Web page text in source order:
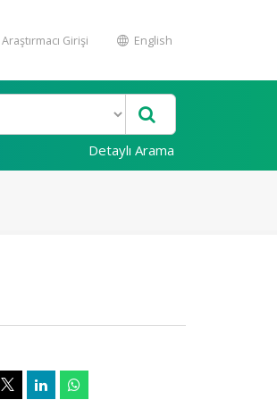
Araştırmacı Girişi English
Detaylı Arama